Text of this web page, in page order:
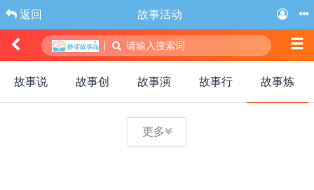
返回 故事活动
| 请输入搜索词
故事说 故事创 故事演 故事行 故事炼
更多